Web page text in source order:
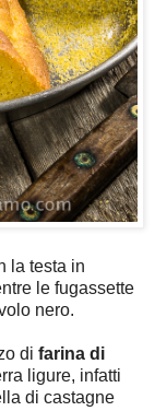
la testa in
le fugassette
nero.
di farina di
ligure, infatti
di castagne